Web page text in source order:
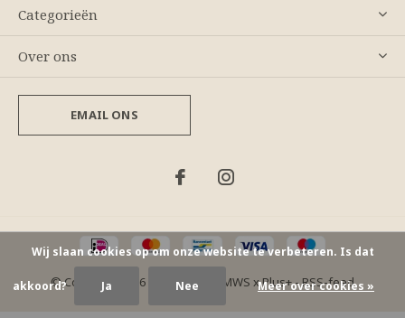
Categorieën
Over ons
EMAIL ONS
© Copyright 2026 - Theme By DMWS xPlus+-RSS-feed
Wij slaan cookies op om onze website te verbeteren. Is dat
akkoord? Ja Nee Meer over cookies »